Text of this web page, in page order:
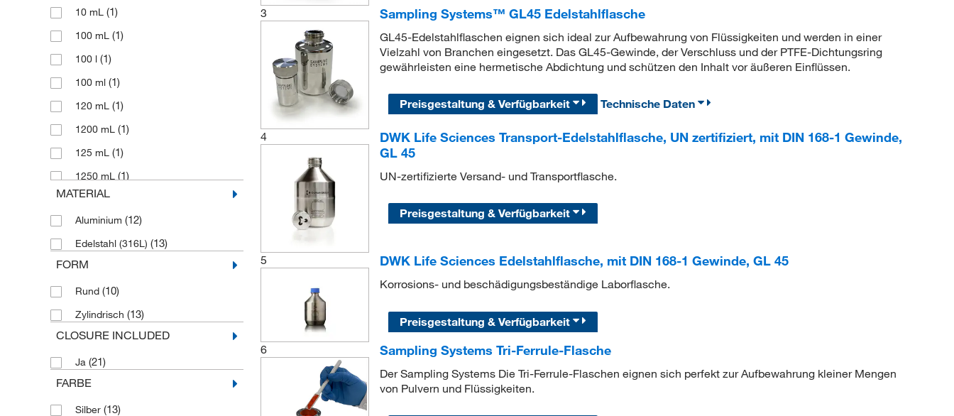
10 mL (1)
100 mL (1)
100 l (1)
100 ml (1)
120 mL (1)
1200 mL (1)
125 mL (1)
1250 mL (1)
1500 mL
1500 ml(1)
1 l(1)
2 mL
25 mL(1)
250 mL(1)
300 mL (1)
3000mL
38 mL
5 mL(1)
MATERIAL
Aluminium (12)
Edelstahl (316L) (13)
FORM
Rund (10)
Zylindrisch (13)
CLOSURE INCLUDED
Ja (21)
FARBE
Silber (13)
3 Sampling Systems™ GL45 Edelstahlflasche
GL45-Edelstahlflaschen eignen sich ideal zur Aufbewahrung von Flüssigkeiten und werden in einer
Vielzahl von Branchen eingesetzt. Das GL45-Gewinde, der Verschluss und der PTFE-Dichtungsring
gewährleisten eine hermetische Abdichtung und schützen den Inhalt vor äußeren Einflüssen.
Preisgestaltung & Verfügbarkeit Technische Daten
4
DWK Life Sciences Transport-Edelstahlflasche, UN zertifiziert, mit DIN 168-1 Gewinde,
GL 45
UN-zertifizierte Versand- und Transportflasche.
Preisgestaltung & Verfügbarkeit
5 DWK Life Sciences Edelstahlflasche, mit DIN 168-1 Gewinde, GL 45
Korrosions- und beschädigungsbeständige Laborflasche.
Preisgestaltung & Verfügbarkeit
6
Sampling Systems Tri-Ferrule-Flasche
Der Sampling Systems Die Tri-Ferrule-Flaschen eignen sich perfekt zur Aufbewahrung kleiner Mengen
von Pulvern und Flüssigkeiten.